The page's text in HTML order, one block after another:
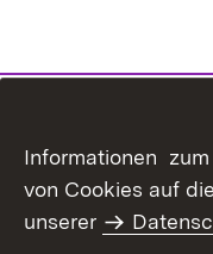
Benutzungshinweise
Informationen
von Cookies auf
unserer